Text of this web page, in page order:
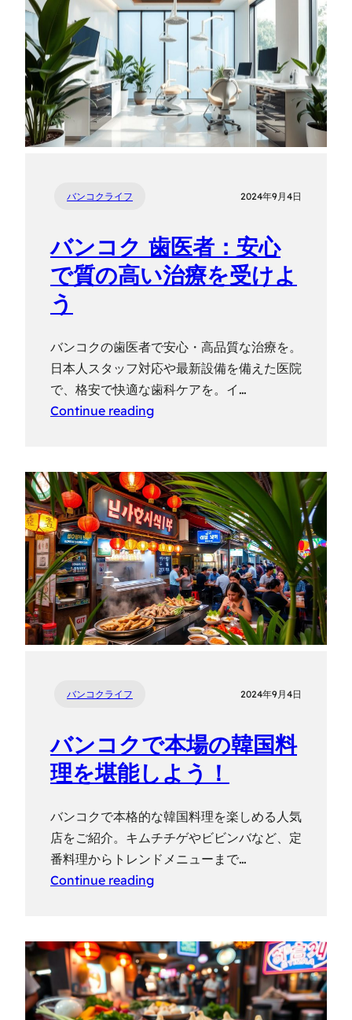
バンコクライフ 2024年9月4日
バンコク 歯医者：安心
で質の高い治療を受けよ
う
バンコクの歯医者で安心・高品質な治療を。
日本人スタッフ対応や最新設備を備えた医院
で、格安で快適な歯科ケアを。イ…
Continue reading
バンコクライフ 2024年9月4日
バンコクで本場の韓国料
理を堪能しよう！
バンコクで本格的な韓国料理を楽しめる人気
店をご紹介。キムチチゲやビビンバなど、定
番料理からトレンドメニューまで…
Continue reading